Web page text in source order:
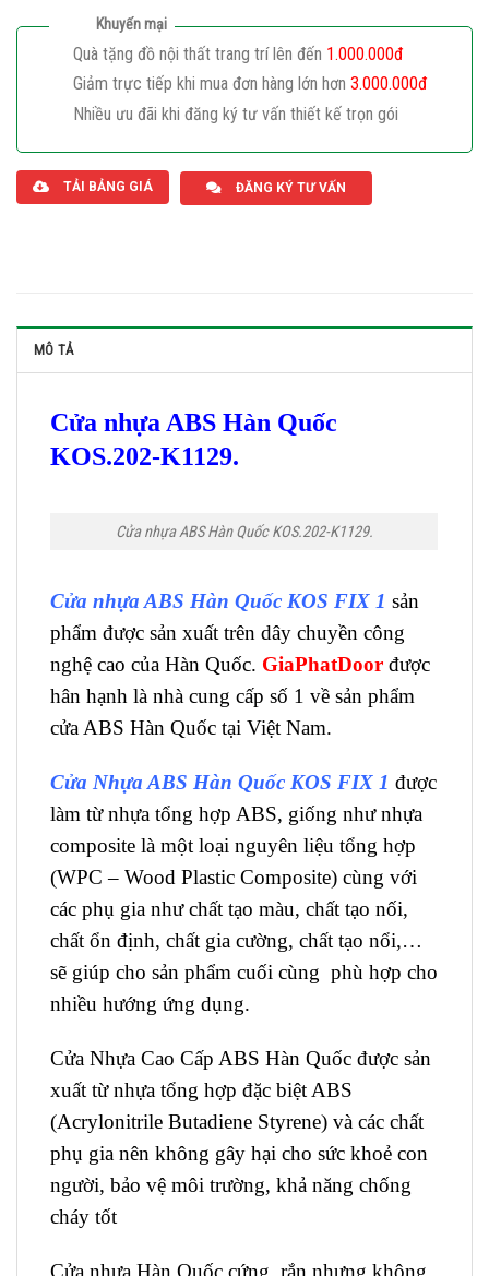
Khuyến mại
Quà tặng đồ nội thất trang trí lên đến 1.000.000đ
Giảm trực tiếp khi mua đơn hàng lớn hơn 3.000.000đ
Nhiều ưu đãi khi đăng ký tư vấn thiết kế trọn gói
TẢI BẢNG GIÁ ĐĂNG KÝ TƯ VẤN
MÔ TẢ
Cửa nhựa ABS Hàn Quốc
KOS.202-K1129.
Cửa nhựa ABS Hàn Quốc KOS.202-K1129.
Cửa nhựa ABS Hàn Quốc KOS FIX 1 sản
phẩm được sản xuất trên dây chuyền công
nghệ cao của Hàn Quốc. GiaPhatDoor được
hân hạnh là nhà cung cấp số 1 về sản phẩm
cửa ABS Hàn Quốc tại Việt Nam.
Cửa Nhựa ABS Hàn Quốc KOS FIX 1 được
làm từ nhựa tổng hợp ABS, giống như nhựa
composite là một loại nguyên liệu tổng hợp
(WPC – Wood Plastic Composite) cùng với
các phụ gia như chất tạo màu, chất tạo nối,
chất ổn định, chất gia cường, chất tạo nổi,…
sẽ giúp cho sản phẩm cuối cùng phù hợp cho
nhiều hướng ứng dụng.
Cửa Nhựa Cao Cấp ABS Hàn Quốc được sản
xuất từ nhựa tổng hợp đặc biệt ABS
(Acrylonitrile Butadiene Styrene) và các chất
phụ gia nên không gây hại cho sức khoẻ con
người, bảo vệ môi trường, khả năng chống
cháy tốt
Cửa nhựa Hàn Quốc cứng, rắn nhưng không